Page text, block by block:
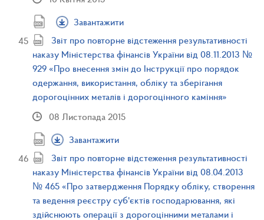
Завантажити
Звіт про повторне відстеження результативності
наказу Міністерства фінансів України від 08.11.2013 №
929 «Про внесення змін до Інструкції про порядок
одержання, використання, обліку та зберігання
дорогоцінних металів і дорогоцінного каміння»
08 Листопада 2015
Завантажити
Звіт про повторне відстеження результативності
наказу Міністерства фінансів України від 08.04.2013
№ 465 «Про затвердження Порядку обліку, створення
та ведення реєстру суб'єктів господарювання, які
здійснюють операції з дорогоцінними металами і